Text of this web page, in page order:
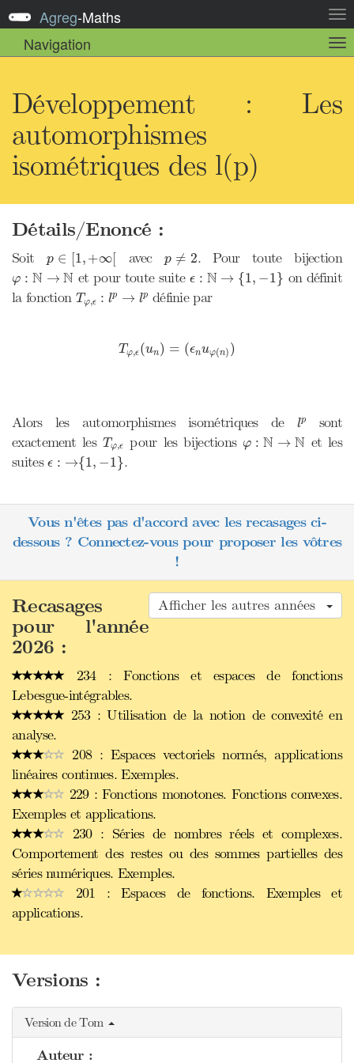
la
Agreg-Maths
Navigation
la
Développement : Les
automorphismes
isométriques des l(p)
Détails/Enoncé :
Soit p ∈ [1,+∞[
∈ 1, ∞ avec p ≠ 2
p ≠2 . Pour toute bijection
φ : N → N
N→ N et pour toute suite ϵ : N → {1, −1}
N→ {1 ,−
on définit
la fonction Tφ,ϵ : lp → lp
Tφ ϵ lp → p définie par
Tφ,ϵ(un) = (ϵnuφ(n) )
T ϵ( un ( ϵ nu n
Alors les automorphismes isométriques de lp
lp sont
exactement les Tφ,ϵ
Tφ ϵpour les bijections φ : N → N
N→ N
et les
suitesϵ : →{1, −1}
{ 1,− } .
Vous n'êtes pas d'accord avec les recasages ci-
dessous ? Connectez-vous pour proposer les vôtres
!
Afficher les autres années
Recasages
pour l'année
2026 :
234 : Fonctions et espaces de fonctions
Lebesgue-intégrables.
253 : Utilisation de la notion de convexité en
analyse.
208 : Espaces vectoriels normés, applications
linéaires continues. Exemples.
229 : Fonctions monotones. Fonctions convexes.
Exemples et applications.
230 : Séries de nombres réels et complexes.
Comportement des restes ou des sommes partielles des
séries numériques. Exemples.
201 : Espaces de fonctions. Exemples et
applications.
Versions :
Version de Tom
Auteur :